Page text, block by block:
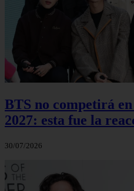
BTS no competirá
2027: esta fue la
30/07/2026